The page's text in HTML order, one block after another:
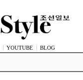
YOUTUBE BLOG